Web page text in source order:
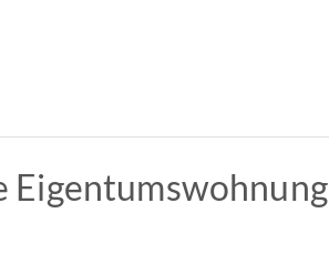
Eigentumswohnung